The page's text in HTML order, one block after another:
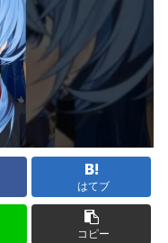
はてブ
コピー